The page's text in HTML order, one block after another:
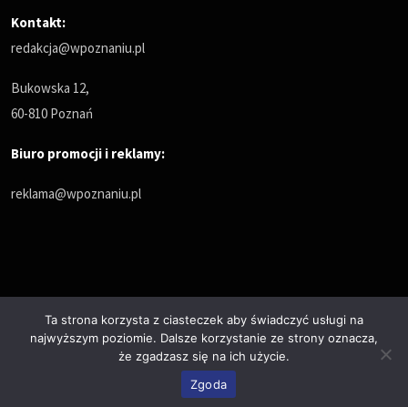
Kontakt:
redakcja@wpoznaniu.pl
Bukowska 12,
60-810 Poznań
Biuro promocji i reklamy:
reklama@wpoznaniu.pl
Polityka prywatności
© Copyrights 2025. All Rights Reserved by wPoznaniu.pl
Ta strona korzysta z ciasteczek aby świadczyć usługi na
najwyższym poziomie. Dalsze korzystanie ze strony oznacza,
że zgadzasz się na ich użycie.
Zgoda